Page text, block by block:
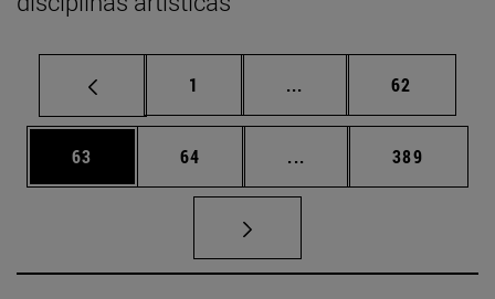
Página
1 ... Páginas intermedias
Página
62
Página
63 Página
64 ... Páginas intermedias
Página
389